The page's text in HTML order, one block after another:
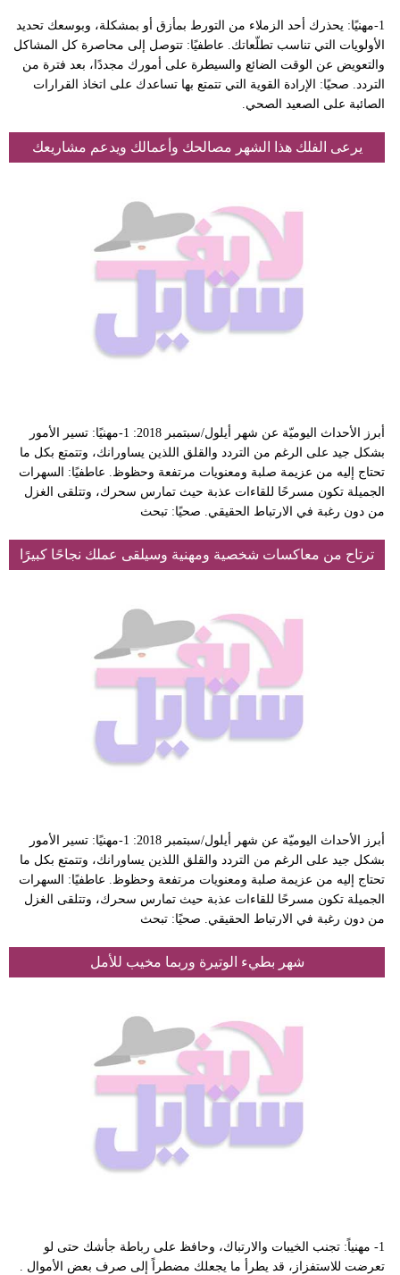
1-مهنيًا: يحذرك أحد الزملاء من التورط بمأزق أو بمشكلة، وبوسعك تحديد
الأولويات التي تناسب تطلّعاتك. عاطفيًا: تتوصل إلى محاصرة كل المشاكل
والتعويض عن الوقت الضائع والسيطرة على أمورك مجددًا، بعد فترة من
التردد. صحيًا: الإرادة القوية التي تتمتع بها تساعدك على اتخاذ القرارات
الصائبة على الصعيد الصحي.
يرعى الفلك هذا الشهر مصالحك وأعمالك ويدعم مشاريعك
أبرز الأحداث اليوميّة عن شهر أيلول/سبتمبر 2018: 1-مهنيًا: تسير الأمور
بشكل جيد على الرغم من التردد والقلق اللذين يساورانك، وتتمتع بكل ما
تحتاج إليه من عزيمة صلبة ومعنويات مرتفعة وحظوظ. عاطفيًا: السهرات
الجميلة تكون مسرحًا للقاءات عذبة حيث تمارس سحرك، وتتلقى الغزل
من دون رغبة في الارتباط الحقيقي. صحيًا: تبحث
ترتاح من معاكسات شخصية ومهنية وسيلقى عملك نجاحًا كبيرًا
أبرز الأحداث اليوميّة عن شهر أيلول/سبتمبر 2018: 1-مهنيًا: تسير الأمور
بشكل جيد على الرغم من التردد والقلق اللذين يساورانك، وتتمتع بكل ما
تحتاج إليه من عزيمة صلبة ومعنويات مرتفعة وحظوظ. عاطفيًا: السهرات
الجميلة تكون مسرحًا للقاءات عذبة حيث تمارس سحرك، وتتلقى الغزل
من دون رغبة في الارتباط الحقيقي. صحيًا: تبحث
شهر بطيء الوتيرة وربما مخيب للأمل
1- مهنياً: تجنب الخيبات والارتباك، وحافظ على رباطة جأشك حتى لو
تعرضت للاستفزاز، قد يطرأ ما يجعلك مضطراً إلى صرف بعض الأموال .